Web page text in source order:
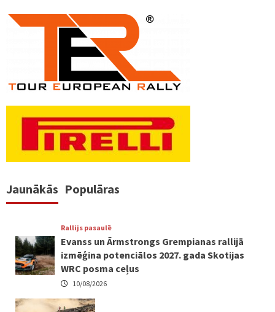
Jaunākās Populāras
Rallijs pasaulē
Evanss un Ārmstrongs Grempianas rallijā
izmēģina potenciālos 2027. gada Skotijas
WRC posma ceļus
10/08/2026